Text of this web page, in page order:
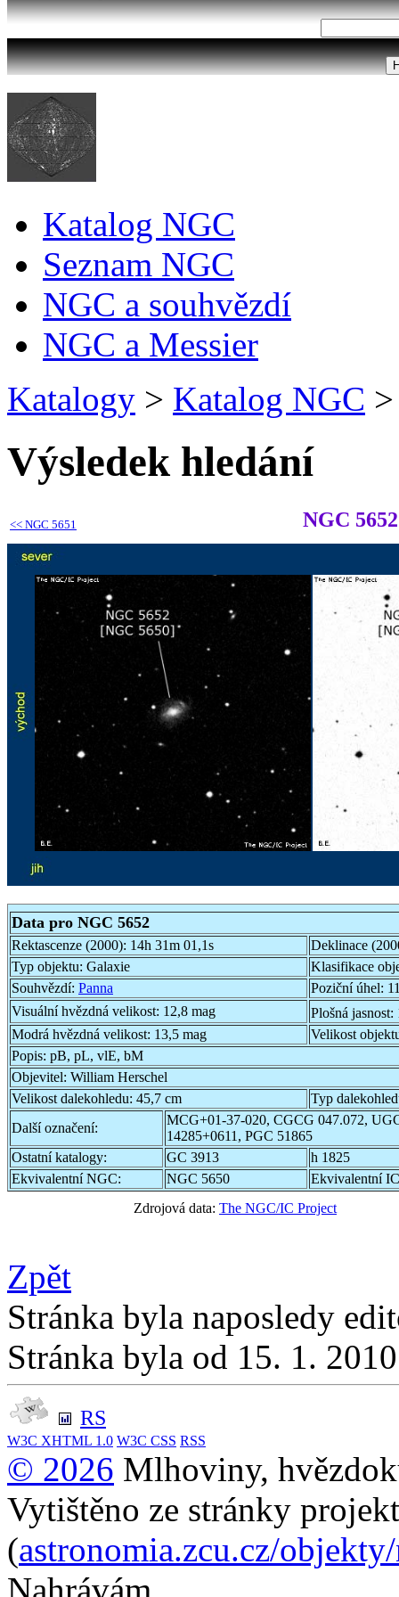
Katalog NGC
Seznam NGC
NGC a souhvězdí
NGC a Messier
Katalogy > Katalog NGC >
Výsledek hledání
<< NGC 5651 NGC 5652
Data pro NGC 5652
Rektascenze (2000): 14h 31m 01,1s
Deklinace
Typ objektu: Galaxie
Klasifikace
Souhvězdí: Panna Poziční úhel:
Visuální hvězdná velikost: 12,8 mag Plošná jasnost:
Modrá hvězdná velikost: 13,5 mag
Velikost
Popis: pB, pL, vlE, bM
Objevitel: William Herschel
Velikost dalekohledu: 45,7 cm
Typ
Další označení:
MCG+01-37-020, CGCG 047.072,
14285+0611, PGC 51865
Ostatní katalogy:
GC 3913
h 1825
Ekvivalentní NGC:
NGC 5650
Ekvivalentní
Zdrojová data: The NGC/IC Project
Zpět
Stránka byla naposledy
Stránka byla od 15. 1.
RS
W3C XHTML 1.0 W3C CSS RSS
© 2026 Mlhoviny,
Vytištěno ze stránky
(astronomia.zcu.cz/
Nahrávám...